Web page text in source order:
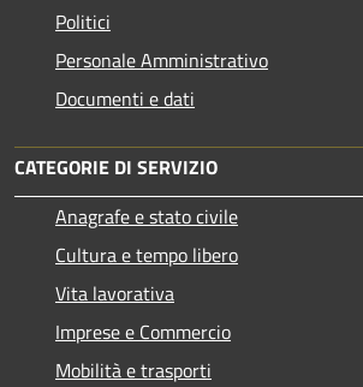
Politici
Personale Amministrativo
Documenti e dati
CATEGORIE DI SERVIZIO
Anagrafe e stato civile
Cultura e tempo libero
Vita lavorativa
Imprese e Commercio
Mobilità e trasporti